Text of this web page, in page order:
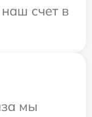
счет в
мы